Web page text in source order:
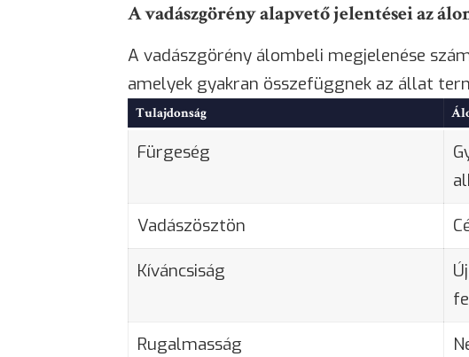
A vadászgörény alapvető jelentései az
A vadászgörény álombeli megjelenése
amelyek gyakran összefüggnek az állat
Tulajdonság
Fürgeség
Vadászösztön
Kíváncsiság
Rugalmasság